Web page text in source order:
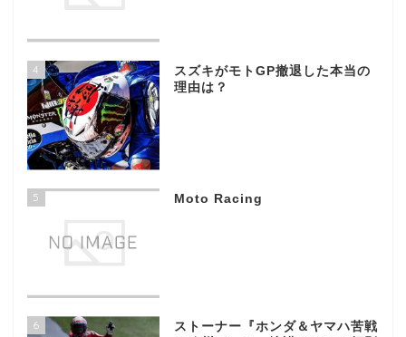
4
スズキがモトGP撤退した本当の
理由は？
5 Moto Racing
6
ストーナー『ホンダ＆ヤマハ苦戦